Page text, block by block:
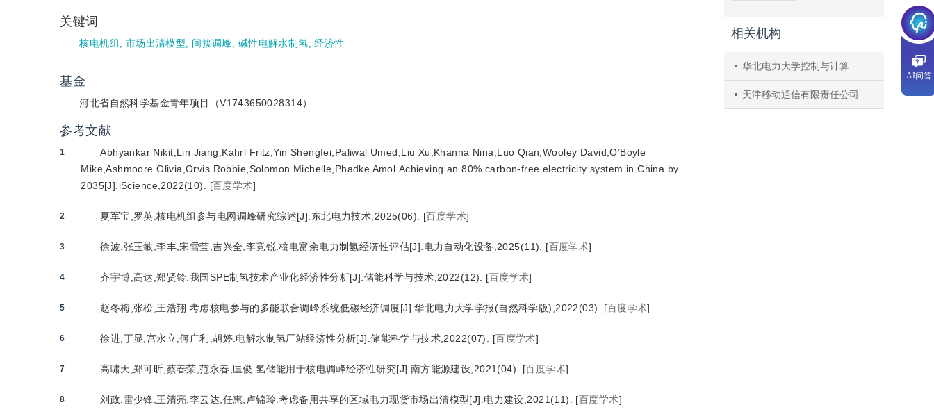
关键词
核电机组; 市场出清模型; 间接调峰; 碱性电解水制氢;经济性
基金
河北省自然科学基金青年项目（V1743650028314）
参考文献
1
Abhyankar Nikit,Lin Jiang,Kahrl Fritz,Yin Shengfei,Paliwal Umed,Liu Xu,Khanna Nina,Luo Qian,Wooley David,O’Boyle
Mike,Ashmoore Olivia,Orvis Robbie,Solomon Michelle,Phadke Amol.Achieving an 80% carbon-free electricity system in China by
2035[J].iScience,2022(10).
[百度学术]
2 夏军宝,罗英.核电机组参与电网调峰研究综述[J].东北电力技术,2025(06). [百度学术]
3 徐波,张玉敏,李丰,宋雪莹,吉兴全,李竞锐.核电富余电力制氢经济性评估[J].电力自动化设备,2025(11). [百度学术]
4 齐宇博,高达,郑贤铃.我国SPE制氢技术产业化经济性分析[J].储能科学与技术,2022(12). [百度学术]
5 赵冬梅,张松,王浩翔.考虑核电参与的多能联合调峰系统低碳经济调度[J].华北电力大学学报(自然科学版),2022(03). [百度学术]
6 徐进,丁显,宫永立,何广利,胡婷.电解水制氢厂站经济性分析[J].储能科学与技术,2022(07). [百度学术]
7 高啸天,郑可昕,蔡春荣,范永春,匡俊.氢储能用于核电调峰经济性研究[J].南方能源建设,2021(04). [百度学术]
8 刘政,雷少锋,王清亮,李云达,任惠,卢锦玲.考虑备用共享的区域电力现货市场出清模型[J].电力建设,2021(11). [百度学术]
相关机构
华北电力大学控制与计算机工程学院
天津移动通信有限责任公司
AI问答